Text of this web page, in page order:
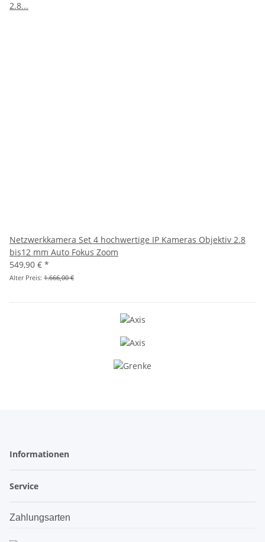
Netzwerkkamera Set 4 hochwertige IP Kameras Objektiv 2.8
bis12 mm Auto Fokus Zoom
549,90 € *
Alter Preis: 1.666,00 €
Informationen
Service
Zahlungsarten